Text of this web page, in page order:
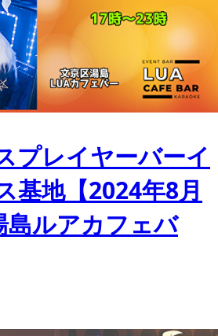
プレイヤーバーイ
基地【2024年8月
島ルアカフェバ